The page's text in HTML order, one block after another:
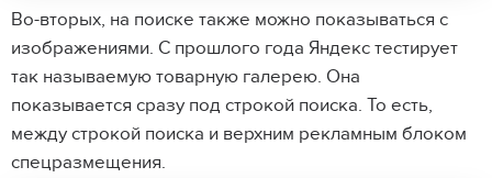
Во-вторых, на поиске также можно показываться с
изображениями. С прошлого года Яндекс тестирует
так называемую товарную галерею. Она
показывается сразу под строкой поиска. То есть,
между строкой поиска и верхним рекламным блоком
спецразмещения.